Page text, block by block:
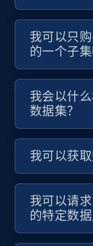
我可以只
的一个子集
我会以什
数据集？
我可以获取
我可以请
的特定数据